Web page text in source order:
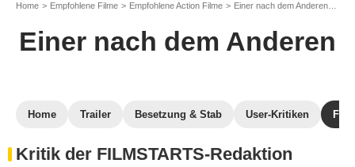
Home Empfohlene Filme Empfohlene Action Filme Einer nach dem Anderen
Einer nach dem Anderen
Home Trailer Besetzung & Stab User-Kritiken
Kritik der FILMSTARTS-Redaktion